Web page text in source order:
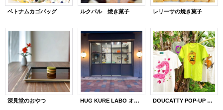
ベトナムカゴバッグ ルクパル 焼き菓子 レリーサの焼き菓子
深見堂のおやつ HUG KURE LABO オーダー会 DOUCATTY POP-UP STORE開催